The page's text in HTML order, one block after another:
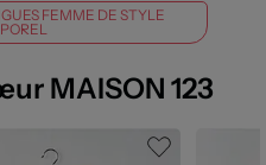
FEMME DE STYLE
MAISON 123